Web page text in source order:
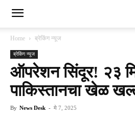
Home ब्रेकिंग न्यूज
ब्रेकिंग न्यूज
ऑपरेशन सिंदूर! २३
पाकिस्तानचा खेळ
By News Desk - मे 7, 2025